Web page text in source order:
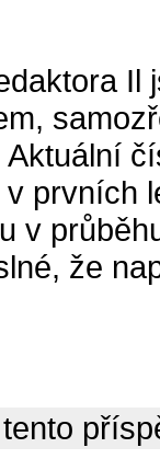
Il
prvních
v
že